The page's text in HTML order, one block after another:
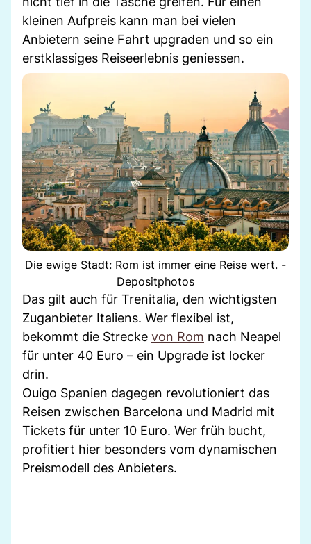
kleinen Aufpreis kann man bei vielen
Anbietern seine Fahrt upgraden und so ein
erstklassiges Reiseerlebnis geniessen.
Die ewige Stadt: Rom ist immer eine Reise wert. -
Depositphotos
Das gilt auch für Trenitalia, den wichtigsten
Zuganbieter Italiens. Wer flexibel ist,
bekommt die Strecke von Rom nach Neapel
für unter 40 Euro – ein Upgrade ist locker
drin.
Ouigo Spanien dagegen revolutioniert das
Reisen zwischen Barcelona und Madrid mit
Tickets für unter 10 Euro. Wer früh bucht,
profitiert hier besonders vom dynamischen
Preismodell des Anbieters.